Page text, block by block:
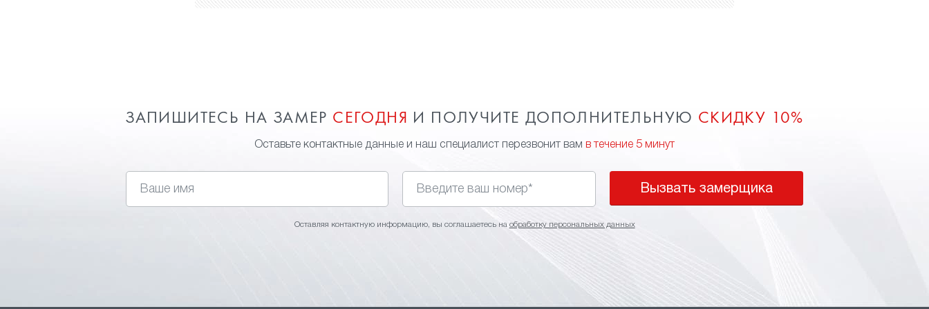
ЗАПИШИТЕСЬ НА ЗАМЕР СЕГОДНЯ И ПОЛУЧИТЕ ДОПОЛНИТЕЛЬНУЮ СКИДКУ 10%
Оставьте контактные данные и наш специалист перезвонит вам в течение 5 минут
Вызвать замерщика
Оставляя контактную информацию, вы соглашаетесь на обработку персональных данных